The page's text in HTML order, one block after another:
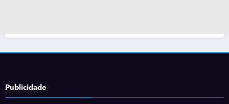
Publicidade